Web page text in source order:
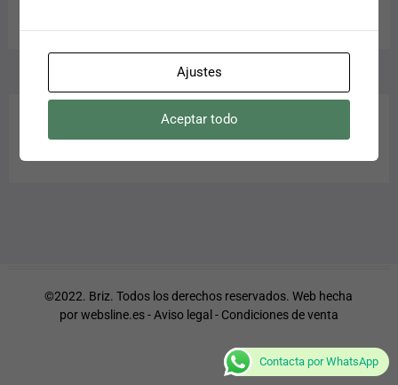
©2022. Briz. Todos los derechos reservados. Web hecha
porwebsline.es-Aviso legal - Condiciones de venta
Ajustes
Aceptar todo
Contacta por WhatsApp